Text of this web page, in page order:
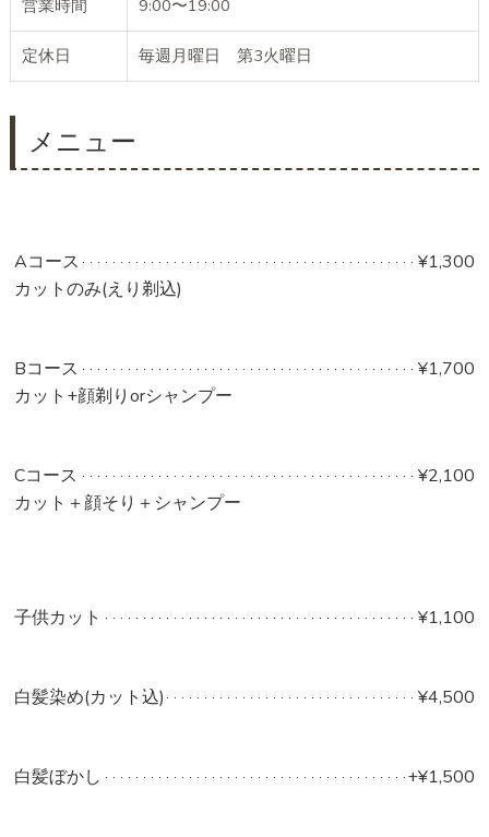
営業時間 9:00〜19:00
定休日 毎週月曜日 第3火曜日
メニュー
Aコース
¥1,300
カットのみ(えり剃込)
Bコース
¥1,700
カット+顔剃りorシャンプー
Cコース
¥2,100
カット＋顔そり＋シャンプー
子供カット ¥1,100
白髪染め(カット込) ¥4,500
白髪ぼかし +¥1,500